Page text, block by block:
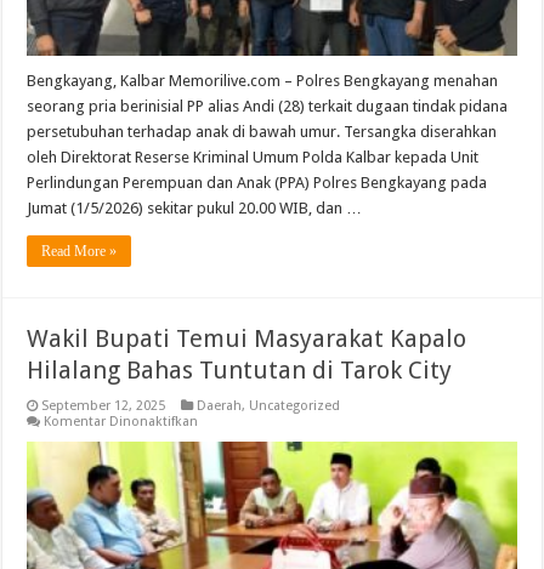
Bengkayang, Kalbar Memorilive.com – Polres Bengkayang menahan
seorang pria berinisial PP alias Andi (28) terkait dugaan tindak pidana
persetubuhan terhadap anak di bawah umur. Tersangka diserahkan
oleh Direktorat Reserse Kriminal Umum Polda Kalbar kepada Unit
Perlindungan Perempuan dan Anak (PPA) Polres Bengkayang pada
Jumat (1/5/2026) sekitar pukul 20.00 WIB, dan …
Read More »
Wakil Bupati Temui Masyarakat Kapalo
Hilalang Bahas Tuntutan di Tarok City
September 12, 2025 Daerah, Uncategorized
Komentar Dinonaktifkan
Bupati
Temui
Masyarakat
Kapalo
Hilalang
Bahas
Tuntutan
di